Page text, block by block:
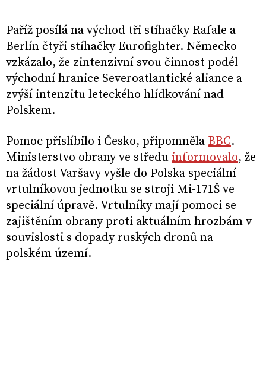
Paříž posílá na východ tři stíhačky Rafale a
Berlín čtyři stíhačky Eurofighter. Německo
vzkázalo, že zintenzivní svou činnost podél
východní hranice Severoatlantické aliance a
zvýší intenzitu leteckého hlídkování nad
Polskem.
Pomoc přislíbilo i Česko, připomněla BBC.
Ministerstvo obrany ve středu informovalo, že
na žádost Varšavy vyšle do Polska speciální
vrtulníkovou jednotku se stroji Mi-171Š ve
speciální úpravě. Vrtulníky mají pomoci se
zajištěním obrany proti aktuálním hrozbám v
souvislosti s dopady ruských dronů na
polském území.